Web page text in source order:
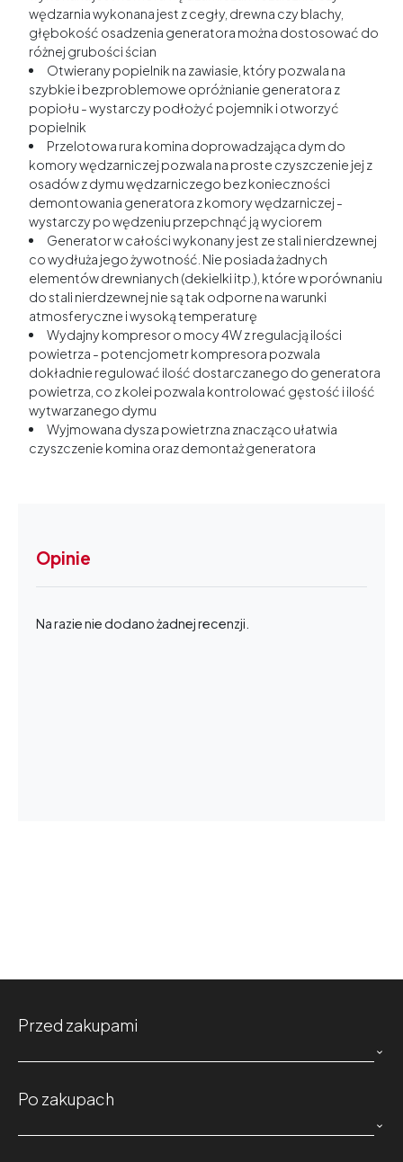
wędzarnia wykonana jest z cegły, drewna czy blachy,
głębokość osadzenia generatora można dostosować do
różnej grubości ścian
Otwierany popielnik na zawiasie, który pozwala na
szybkie i bezproblemowe opróżnianie generatora z
popiołu - wystarczy podłożyć pojemnik i otworzyć
popielnik
Przelotowa rura komina doprowadzająca dym do
komory wędzarniczej pozwala na proste czyszczenie jej z
osadów z dymu wędzarniczego bez konieczności
demontowania generatora z komory wędzarniczej -
wystarczy po wędzeniu przepchnąć ją wyciorem
Generator w całości wykonany jest ze stali nierdzewnej
co wydłuża jego żywotność. Nie posiada żadnych
elementów drewnianych (dekielki itp.), które w porównaniu
do stali nierdzewnej nie są tak odporne na warunki
atmosferyczne i wysoką temperaturę
Wydajny kompresor o mocy 4W z regulacją ilości
powietrza - potencjometr kompresora pozwala
dokładnie regulować ilość dostarczanego do generatora
powietrza, co z kolei pozwala kontrolować gęstość i ilość
wytwarzanego dymu
Wyjmowana dysza powietrzna znacząco ułatwia
czyszczenie komina oraz demontaż generatora
Opinie
Na razie nie dodano żadnej recenzji.
Przed zakupami

Po zakupach
